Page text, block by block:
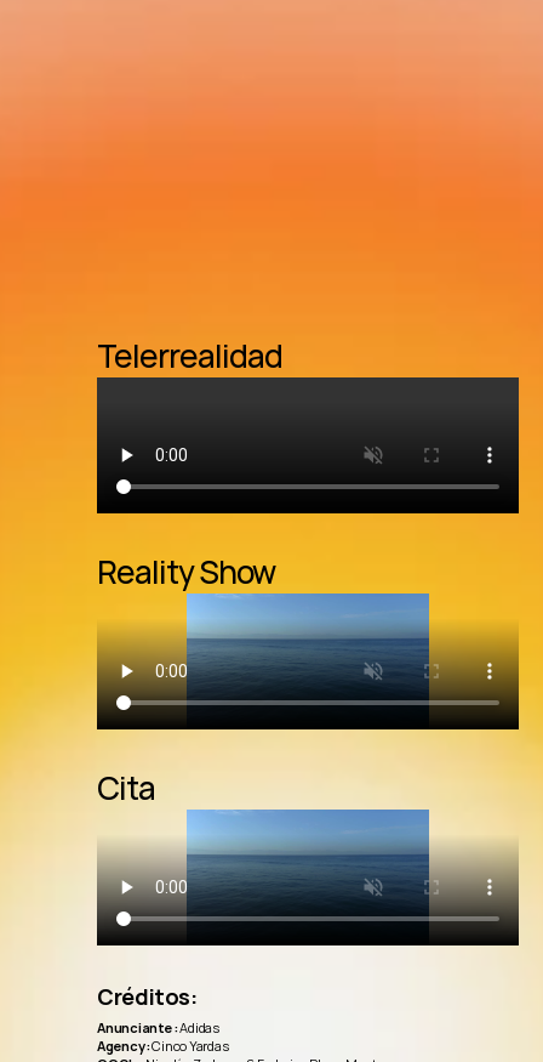
Telerrealidad
Reality Show
Cita
Créditos:
Anunciante: Adidas
Agency: Cinco Yardas